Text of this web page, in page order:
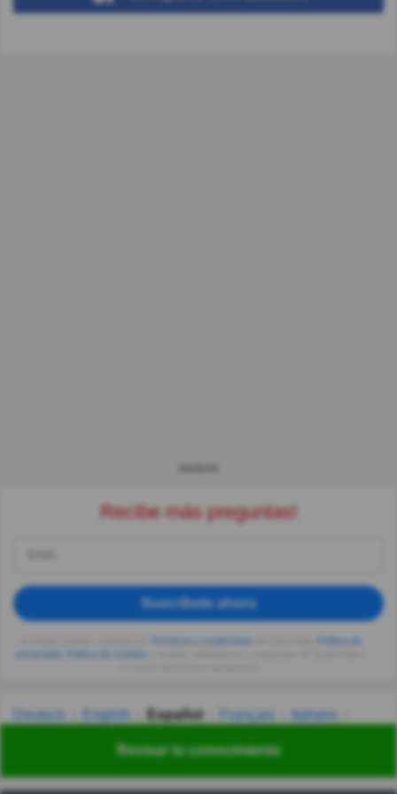
Revisar tu conocimiento
Recibe más preguntas!
Suscríbete ahora
privacidad
Deutsch English Español Français
Italiano
Українська हिन्दी 한국어 汉语